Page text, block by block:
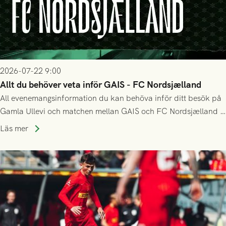
2026-07-22 9:00
Allt du behöver veta inför GAIS - FC Nordsjælland
All evenemangsinformation du kan behöva inför ditt besök på
Gamla Ullevi och matchen mellan GAIS och FC Nordsjælland i
kvalet till Conference League! Avspark kl 19.00 på torsdag
Läs mer